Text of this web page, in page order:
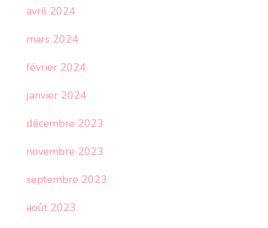
avril 2024
mars 2024
février 2024
janvier 2024
décembre 2023
novembre 2023
septembre 2023
août 2023